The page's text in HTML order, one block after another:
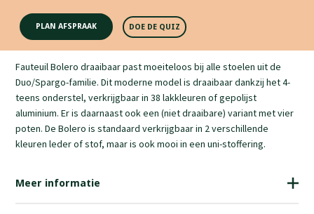
PLAN AFSPRAAK DOE DE QUIZ
Productomschrijving
Fauteuil Bolero draaibaar past moeiteloos bij alle stoelen uit de
Duo/Spargo-familie. Dit moderne model is draaibaar dankzij het 4-
teens onderstel, verkrijgbaar in 38 lakkleuren of gepolijst
aluminium. Er is daarnaast ook een (niet draaibare) variant met vier
poten. De Bolero is standaard verkrijgbaar in 2 verschillende
kleuren leder of stof, maar is ook mooi in een uni-stoffering.
Meer informatie